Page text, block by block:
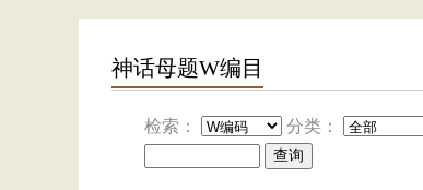
神话母题W编目
检索： 分类：